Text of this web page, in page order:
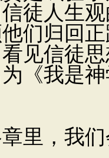
徒人生
们归回
见信徒
《我是
，我们